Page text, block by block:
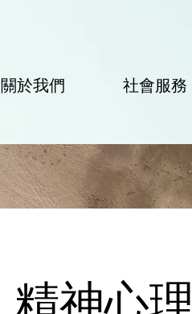
關於我們 社會服務
精神心